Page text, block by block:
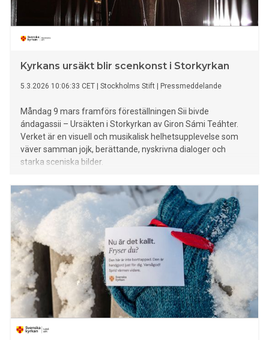
Kyrkans ursäkt blir scenkonst i Storkyrkan
5.3.2026 10:06:33 CET Stockholms Stift Pressmeddelande
Måndag 9 mars framförs föreställningen Sii bivde
ándagassii – Ursäkten i Storkyrkan av Giron Sámi Teáhter.
Verket är en visuell och musikalisk helhetsupplevelse som
väver samman jojk, berättande, nyskrivna dialoger och
starka sceniska bilder.